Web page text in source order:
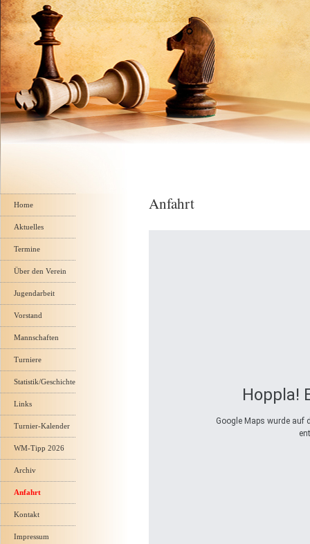
Anfahrt
Hoppla!
Google Maps wurde auf
Navigation
überspringen
Home
Aktuelles
Termine
Über den Verein
Jugendarbeit
Vorstand
Mannschaften
Turniere
Statistik/Geschichte
Links
Turnier-Kalender
WM-Tipp 2026
Archiv
Anfahrt
Kontakt
Impressum